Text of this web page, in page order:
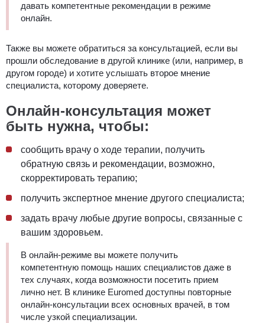
давать компетентные рекомендации в режиме
онлайн.
Также вы можете обратиться за консультацией, если вы
прошли обследование в другой клинике (или, например, в
другом городе) и хотите услышать второе мнение
специалиста, которому доверяете.
Онлайн-консультация может
быть нужна, чтобы:
сообщить врачу о ходе терапии, получить
обратную связь и рекомендации, возможно,
скорректировать терапию;
получить экспертное мнение другого специалиста;
задать врачу любые другие вопросы, связанные с
вашим здоровьем.
В онлайн-режиме вы можете получить
компетентную помощь наших специалистов даже в
тех случаях, когда возможности посетить прием
лично нет. В клинике Euromed доступны повторные
онлайн-консультации всех основных врачей, в том
числе узкой специализации.